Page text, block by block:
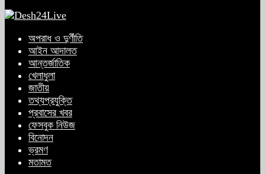
অপরাধ ও দুর্ণীতি
আইন আদালত
আন্তর্জাতিক
খেলাধুলা
জাতীয়
তথ্যপ্রযুক্তি
প্রবাসের খবর
ফেসবুক নিউজ
বিনোদন
ভ্রমণ
মতামত